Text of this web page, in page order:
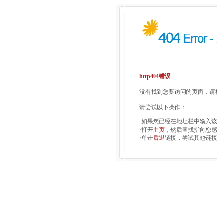
http404错误
没有找到您要访问的页面，
请尝试以下操作：
·如果您已经在地址栏中输入
·打开主页 ，然后查找指向您
·单击后退链接，尝试其他链